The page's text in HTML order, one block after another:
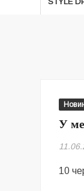
У
10